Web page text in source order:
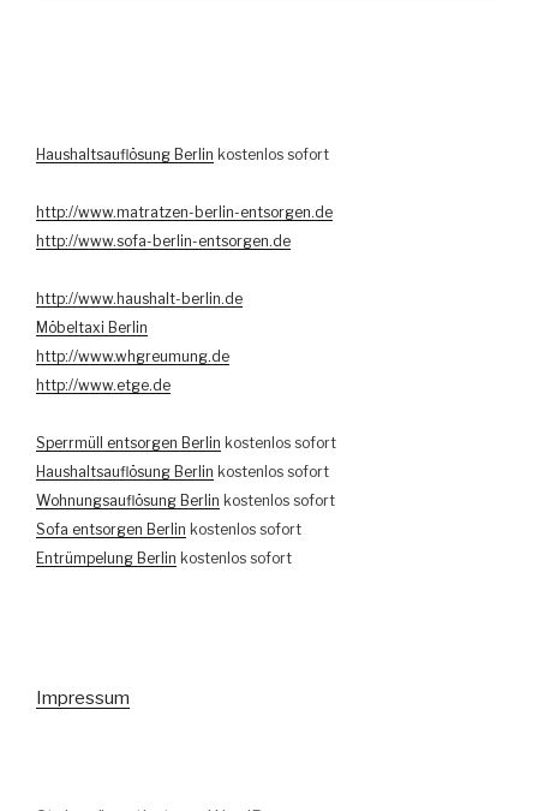
Haushaltsauflösung Berlin kostenlos sofort
http://www.matratzen-berlin-entsorgen.de
http://www.sofa-berlin-entsorgen.de
http://www.haushalt-berlin.de
Möbeltaxi Berlin
http://www.whgreumung.de
http://www.etge.de
Sperrmüll entsorgen Berlin kostenlos sofort
Haushaltsauflösung Berlin kostenlos sofort
Wohnungsauflösung Berlin kostenlos sofort
Sofa entsorgen Berlin kostenlos sofort
Entrümpelung Berlin kostenlos sofort
Impressum